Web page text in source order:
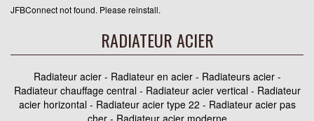
JFBConnect not found. Please reinstall.
RADIATEUR ACIER
Radiateur acier - Radiateur en acier - Radiateurs acier -
Radiateur chauffage central - Radiateur acier vertical - Radiateur
acier horizontal - Radiateur acier type 22 - Radiateur acier pas
cher - Radiateur acier moderne